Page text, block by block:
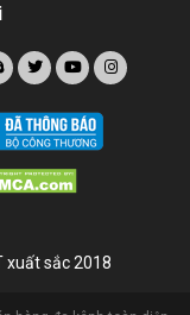
xuất sắc 2018